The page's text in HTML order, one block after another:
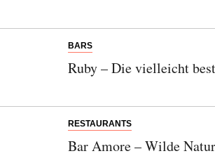
BARS
Ruby – Die vielleicht
RESTAURANTS
Bar Amore – Wilde